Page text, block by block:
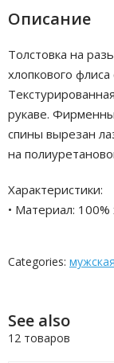
Описание
Толстовка на
хлопкового
рукаве.
спины вырезан
на
Характеристики:
• Материал: 100%
Categories:
See also
12 товаров